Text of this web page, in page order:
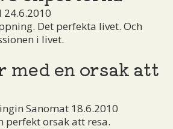
Det perfekta livet. Och
i livet.
med en orsak att
Sanomat 18.6.2010
perfekt orsak att resa.